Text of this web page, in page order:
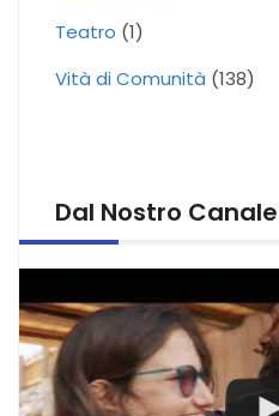
Teatro (1)
Vità di Comunità (138)
Dal Nostro